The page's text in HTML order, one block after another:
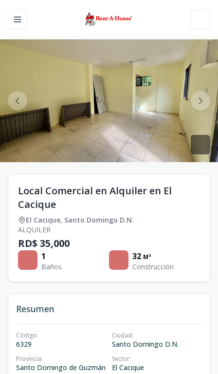
Toggle navigation menu
Local Comercial en Alquiler en El
Cacique
El Cacique, Santo Domingo D.N.
ALQUILER
RD$ 35,000
1
Baños
32 M²
Construcción
Resumen
Código:
6329
Ciudad:
Santo Domingo D.N.
Provincia:
Santo Domingo de Guzmán
Sector:
El Cacique